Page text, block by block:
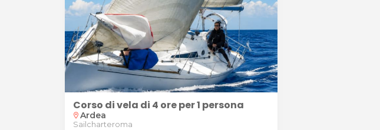
Corso di vela di 4 ore per 1 persona
location_on Ardea
Sailcharteroma